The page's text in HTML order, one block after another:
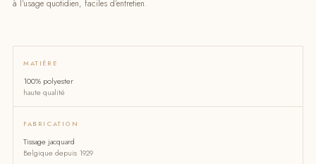
à l'usage quotidien, faciles d'entretien.
MATIÈRE
100% polyester
haute qualité
FABRICATION
Tissage jacquard
Belgique depuis 1929